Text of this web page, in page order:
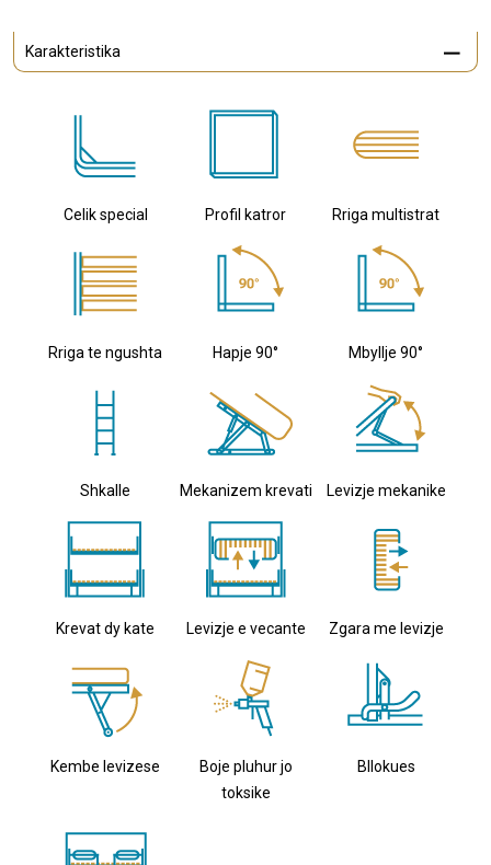
Karakteristika
Celik special Profil katror Rriga multistrat
Rriga te ngushta Hapje 90° Mbyllje 90°
Shkalle Mekanizem krevati Levizje mekanike
Krevat dy kate Levizje e vecante Zgara me levizje
Kembe levizese
Boje pluhur jo
toksike
Bllokues